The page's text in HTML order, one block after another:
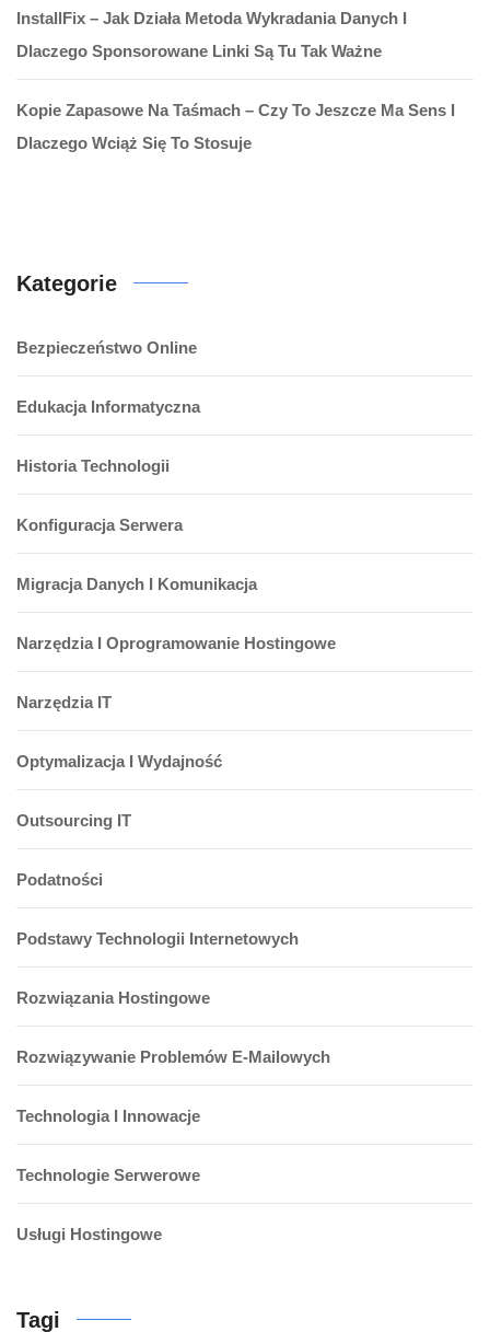
InstallFix – Jak Działa Metoda Wykradania Danych I
Dlaczego Sponsorowane Linki Są Tu Tak Ważne
Kopie Zapasowe Na Taśmach – Czy To Jeszcze Ma Sens I
Dlaczego Wciąż Się To Stosuje
Kategorie
Bezpieczeństwo Online
Edukacja Informatyczna
Historia Technologii
Konfiguracja Serwera
Migracja Danych I Komunikacja
Narzędzia I Oprogramowanie Hostingowe
Narzędzia IT
Optymalizacja I Wydajność
Outsourcing IT
Podatności
Podstawy Technologii Internetowych
Rozwiązania Hostingowe
Rozwiązywanie Problemów E-Mailowych
Technologia I Innowacje
Technologie Serwerowe
Usługi Hostingowe
Tagi